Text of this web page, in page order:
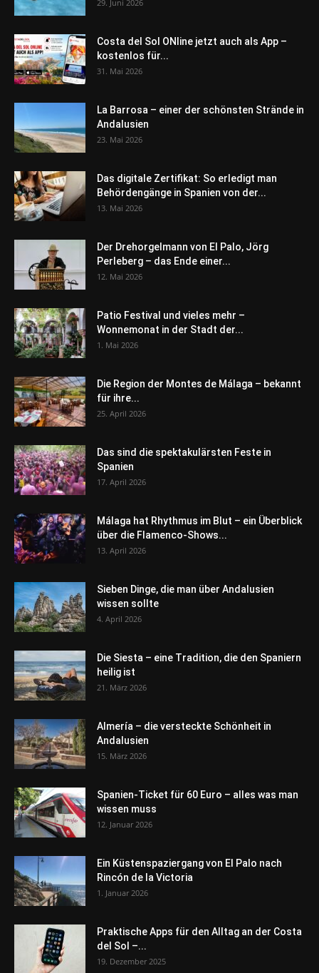
29. Juni 2026
Costa del Sol ONline jetzt auch als App –
kostenlos für...
31. Mai 2026
La Barrosa – einer der schönsten Strände in
Andalusien
23. Mai 2026
Das digitale Zertifikat: So erledigt man
Behördengänge in Spanien von der...
13. Mai 2026
Der Drehorgelmann von El Palo, Jörg
Perleberg – das Ende einer...
12. Mai 2026
Patio Festival und vieles mehr –
Wonnemonat in der Stadt der...
1. Mai 2026
Die Region der Montes de Málaga – bekannt
für ihre...
25. April 2026
Das sind die spektakulärsten Feste in
Spanien
17. April 2026
Málaga hat Rhythmus im Blut – ein Überblick
über die Flamenco-Shows...
13. April 2026
Sieben Dinge, die man über Andalusien
wissen sollte
4. April 2026
Die Siesta – eine Tradition, die den Spaniern
heilig ist
21. März 2026
Almería – die versteckte Schönheit in
Andalusien
15. März 2026
Spanien-Ticket für 60 Euro – alles was man
wissen muss
12. Januar 2026
Ein Küstenspaziergang von El Palo nach
Rincón de la Victoria
1. Januar 2026
Praktische Apps für den Alltag an der Costa
del Sol –...
19. Dezember 2025